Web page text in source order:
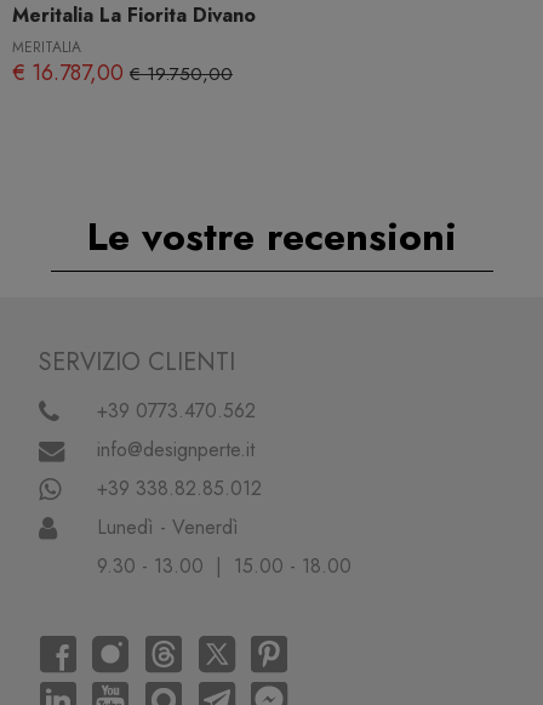
Meritalia La Fiorita Divano
MERITALIA
€ 16.787,00 € 19.750,00
Le vostre recensioni
SERVIZIO CLIENTI
+39 0773.470.562
info@designperte.it
+39 338.82.85.012
Lunedì - Venerdì
9.30 - 13.00 | 15.00 - 18.00